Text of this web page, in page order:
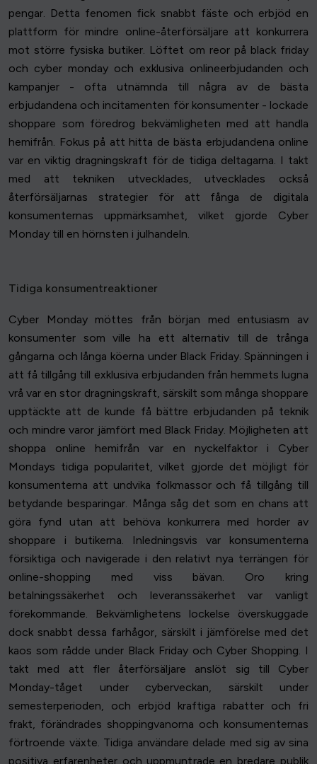
pengar. Detta fenomen fick snabbt fäste och erbjöd en
plattform för mindre online-återförsäljare att konkurrera
mot större fysiska butiker. Löftet om reor på black friday
och cyber monday och exklusiva onlineerbjudanden och
kampanjer - ofta utnämnda till några av de bästa
erbjudandena och incitamenten för konsumenter - lockade
shoppare som föredrog bekvämligheten med att handla
hemifrån. Fokus på att hitta de bästa erbjudandena online
var en viktig dragningskraft för de tidiga deltagarna. I takt
med att tekniken utvecklades, utvecklades också
återförsäljarnas strategier för att fånga de digitala
konsumenternas uppmärksamhet, vilket gjorde Cyber
Monday till en hörnsten i julhandeln.
Tidiga konsumentreaktioner
Cyber Monday möttes från början med entusiasm av
konsumenter som ville ha ett alternativ till de trånga
gångarna och långa köerna under Black Friday. Spänningen i
att få tillgång till exklusiva erbjudanden från hemmets lugna
vrå var en stor dragningskraft, särskilt som många shoppare
upptäckte att de kunde få bättre erbjudanden på teknik
och mindre varor jämfört med Black Friday. Möjligheten att
shoppa online hemifrån var en nyckelfaktor i Cyber
Mondays tidiga popularitet, vilket gjorde det möjligt för
konsumenterna att undvika folkmassor och få tillgång till
betydande besparingar. Många såg det som en chans att
göra fynd utan att behöva konkurrera med horder av
shoppare i butikerna. Inledningsvis var konsumenterna
försiktiga och navigerade i den relativt nya terrängen för
online-shopping med viss bävan. Oro kring
betalningssäkerhet och leveranssäkerhet var vanligt
förekommande. Bekvämlighetens lockelse överskuggade
dock snabbt dessa farhågor, särskilt i jämförelse med det
kaos som rådde under Black Friday och Cyber Shopping. I
takt med att fler återförsäljare anslöt sig till Cyber
Monday-tåget under cyberveckan, särskilt under
semesterperioden, och erbjöd kraftiga rabatter och fri
frakt, förändrades shoppingvanorna och konsumenternas
förtroende växte. Tidiga användare delade med sig av sina
positiva erfarenheter och uppmuntrade en bredare publik